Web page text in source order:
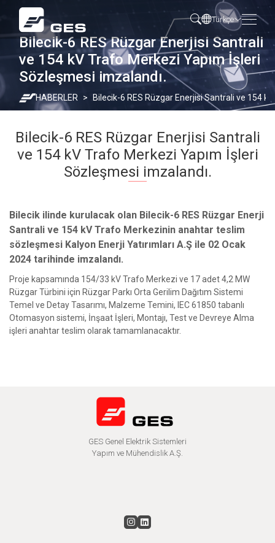
Türkçe
Bilecik-6 RES Rüzgar Enerjisi Santrali
ve 154 kV Trafo Merkezi Yapım İşleri
Sözleşmesi imzalandı.
HABERLER Bilecik-6 RES Rüzgar Enerjisi Santrali ve 154
Bilecik-6 RES Rüzgar Enerjisi Santrali
ve 154 kV Trafo Merkezi Yapım İşleri
Sözleşmesi imzalandı.
Bilecik ilinde kurulacak olan Bilecik-6 RES Rüzgar Enerji
Santrali ve 154 kV Trafo Merkezinin anahtar teslim
sözleşmesi Kalyon Enerji Yatırımları A.Ş ile 02 Ocak
2024 tarihinde imzalandı.
Proje kapsamında 154/33 kV Trafo Merkezi ve 17 adet 4,2 MW
Rüzgar Türbini için Rüzgar Parkı Orta Gerilim Dağıtım Sistemi
Temel ve Detay Tasarımı, Malzeme Temini, IEC 61850 tabanlı
Otomasyon sistemi, İnşaat İşleri, Montajı, Test ve Devreye Alma
işleri anahtar teslim olarak tamamlanacaktır.
GES Genel Elektrik Sistemleri
Yapım ve Mühendislik A.Ş.